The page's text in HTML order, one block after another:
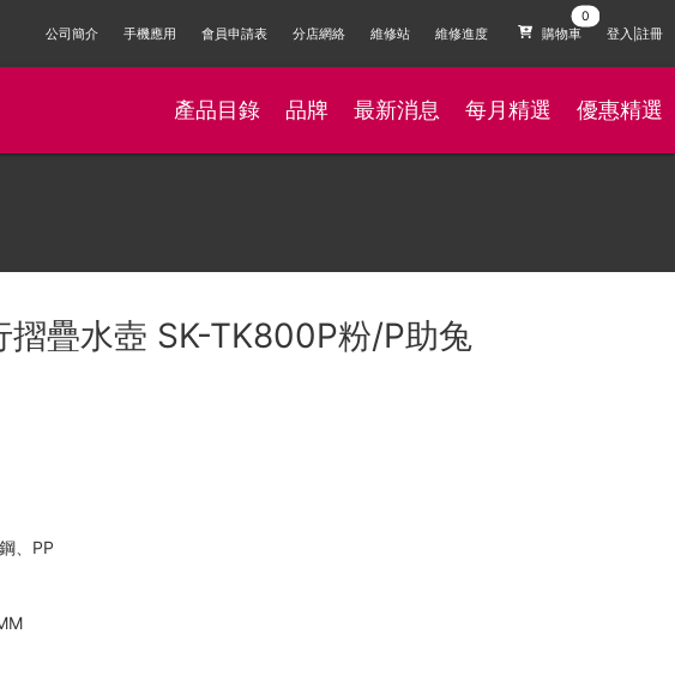
公司簡介 手機應用 會員申請表 分店網絡 維修站 維修進度 購物車 登入|註冊
產品目錄 品牌 最新消息 每月精選 優惠精選
摺疊水壺 SK-TK800P粉/P助兔
、PP